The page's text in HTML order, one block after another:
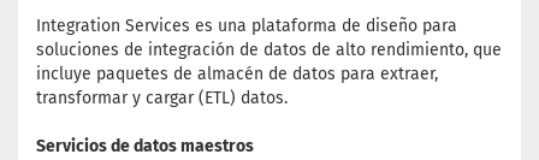
Integration Services es una plataforma de diseño para
soluciones de integración de datos de alto rendimiento, que
incluye paquetes de almacén de datos para extraer,
transformar y cargar (ETL) datos.
Servicios de datos maestros